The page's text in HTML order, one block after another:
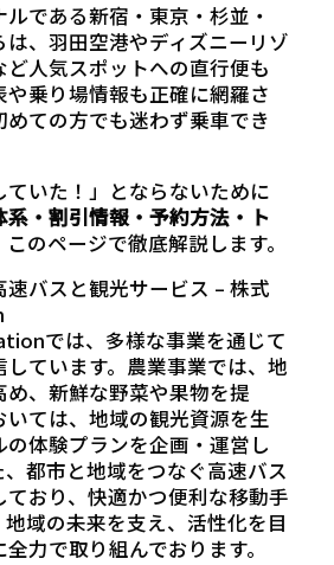
である新宿・東京・杉並・
、羽田空港やディズニーリゾ
人気スポットへの直行便も
乗り場情報も正確に網羅さ
ての方でも迷わず乗車でき
ていた！」とならないために
系・割引情報・予約方法・ト
このページで徹底解説します。
バスと観光サービス – 株式
では、多様な事業を通じて
ています。農業事業では、地
め、新鮮な野菜や果物を提
ては、地域の観光資源を生
体験プランを企画・運営し
都市と地域をつなぐ高速バス
おり、快適かつ便利な移動手
域の未来を支え、活性化を目
力で取り組んでおります。